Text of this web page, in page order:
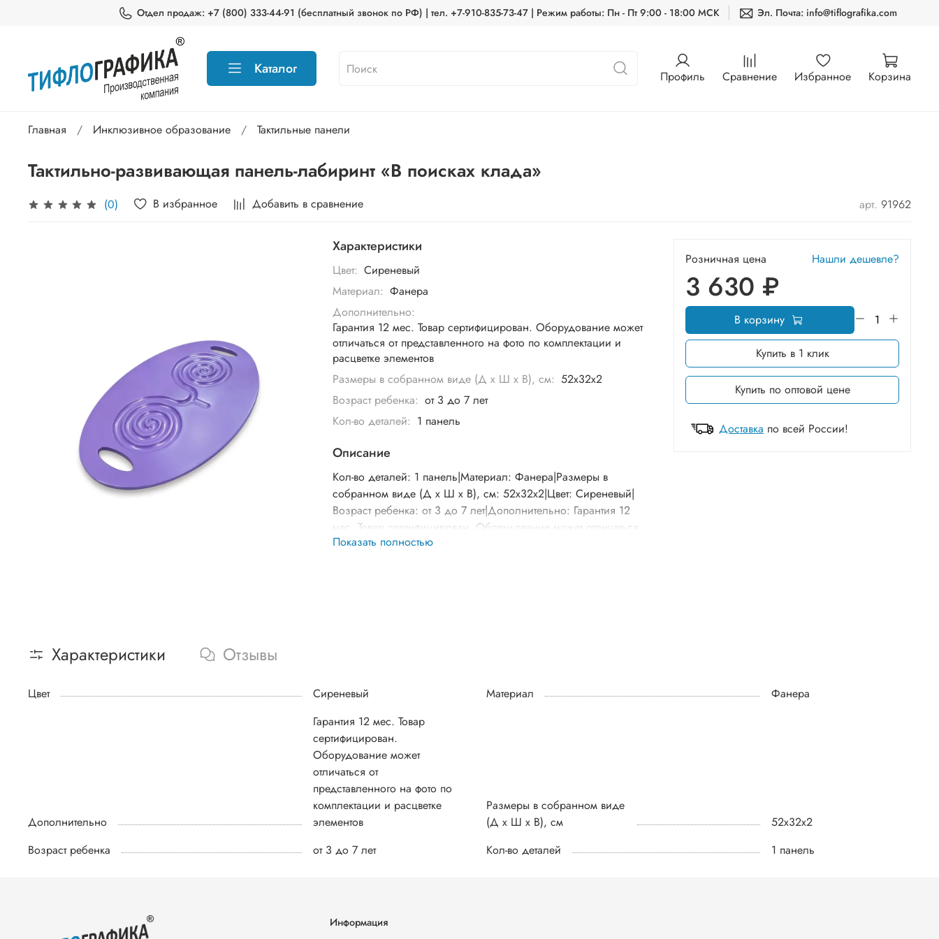
Отдел продаж: +7 (800) 333-44-91 (бесплатный звонок по РФ) | тел. +7-910-835-73-47 | Режим работы: Пн - Пт 9:00 - 18:00 МСК Эл. Почта: info@tiflografika.com
Каталог Профиль Сравнение Избранное Корзина
Главная Инклюзивное образование Тактильные панели
Тактильно-развивающая панель-лабиринт «В поисках клада»
(0) В избранное Добавить в сравнение арт. 91962
Характеристики
Цвет: Сиреневый
Материал: Фанера
Дополнительно:
Гарантия 12 мес. Товар сертифицирован. Оборудование может
отличаться от представленного на фото по комплектации и
расцветке элементов
Размеры в собранном виде (Д х Ш х В), см: 52х32х2
Возраст ребенка: от 3 до 7 лет
Кол-во деталей: 1 панель
Описание
Кол-во деталей: 1 панель|Материал: Фанера|Размеры в
собранном виде (Д х Ш х В), см: 52х32х2|Цвет: Сиреневый|
Возраст ребенка: от 3 до 7 лет|Дополнительно: Гарантия 12
мес. Товар сертифицирован. Оборудование может отличаться
от представленного на фото по комплектации и расцветке
Показать полностью
Розничная цена Нашли дешевле?
3 630 ₽
В корзину
Купить в 1 клик
Купить по оптовой цене
Доставка по всей России!
Характеристики Отзывы
Цвет Сиреневый Материал Фанера
Дополнительно
Гарантия 12 мес. Товар
сертифицирован.
Оборудование может
отличаться от
представленного на фото по
комплектации и расцветке
элементов
Размеры в собранном виде
(Д х Ш х В), см
52х32х2
Возраст ребенка
от 3 до 7 лет Кол-во деталей 1 панель
Информация